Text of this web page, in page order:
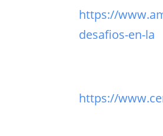
https://
desafios-en-la
https://